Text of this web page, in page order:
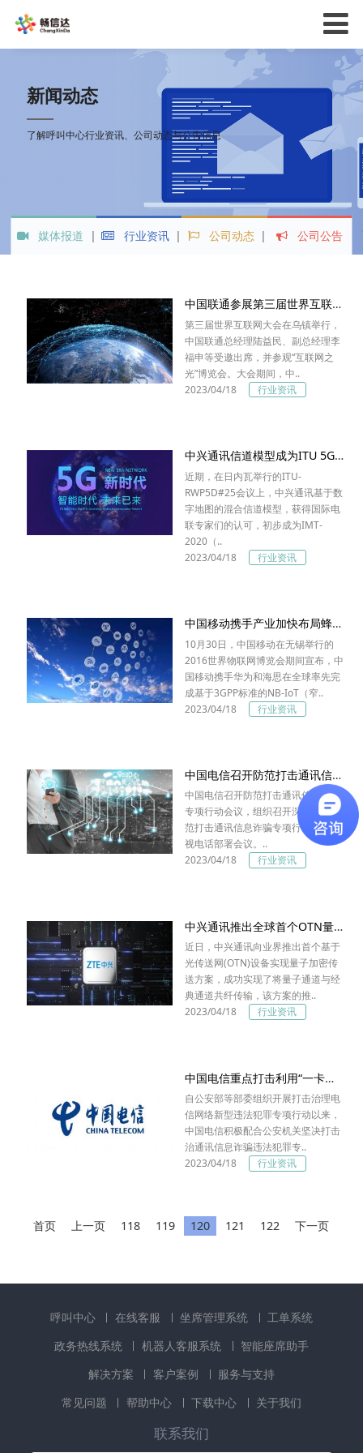
新闻动态
了解呼叫中心行业资讯、公司动态与公告信息
媒体报道 行业资讯 公司动态 公司公告
中国联通参展第三届世界互联网大会
第三届世界互联网大会在乌镇举行，
中国联通总经理陆益民、副总经理李
福申等受邀出席，并参观“互联网之
光”博览会。大会期间，中..
2023/04/18
行业资讯
中兴通讯信道模型成为ITU 5G技术标准评估参考
近期，在日内瓦举行的ITU-
RWP5D#25会议上，中兴通讯基于数
字地图的混合信道模型，获得国际电
联专家们的认可，初步成为IMT-
2020（..
2023/04/18
行业资讯
中国移动携手产业加快布局蜂窝物联网
10月30日，中国移动在无锡举行的
2016世界物联网博览会期间宣布，中
国移动携手华为和海思在全球率先完
成基于3GPP标准的NB-IoT（窄..
2023/04/18
行业资讯
中国电信召开防范打击通讯信息诈骗专项行动会议
中国电信召开防范打击通讯信息诈骗
专项行动会议，组织召开深入推进防
范打击通讯信息诈骗专项行动全国电
视电话部署会议。..
2023/04/18
行业资讯
中兴通讯推出全球首个OTN量子加密传送方案
近日，中兴通讯向业界推出首个基于
光传送网(OTN)设备实现量子加密传
送方案，成功实现了将量子通道与经
典通道共纤传输，该方案的推..
2023/04/18
行业资讯
中国电信重点打击利用“一卡双号”等服务进行的新型诈骗
自公安部等部委组织开展打击治理电
信网络新型违法犯罪专项行动以来，
中国电信积极配合公安机关坚决打击
治通讯信息诈骗违法犯罪专..
2023/04/18
行业资讯
首页 上一页 118 119 120 121 122 下一页
呼叫中心 在线客服 坐席管理系统
工单系统
政务热线系统
机器人客服系统
智能座席助手
解决方案
客户案例
服务与支持
常见问题
帮助中心 下载中心 关于我们
联系我们